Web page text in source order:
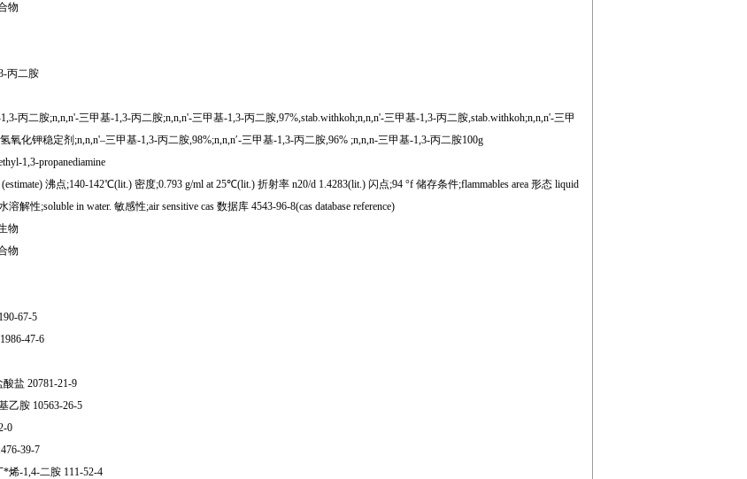
物
丙二胺
丙二胺;n,n,n'-三甲基-1,3-丙二胺;n,n,n'-三甲基-1,3-丙二胺,97%,stab.withkoh;n,n,n'-三甲基-1,3-丙二胺,stab.withkoh;n,n,n'-三甲
氧化钾稳定剂;n,n,n'–三甲基-1,3-丙二胺,98%;n,n,n′-三甲基-1,3-丙二胺,96% ;n,n,n-三甲基-1,3-丙二胺100g
1,3-propanediamine
沸点;140-142℃(lit.) 密度;0.793 g/ml at 25℃(lit.) 折射率 n20/d 1.4283(lit.) 闪点;94 °f 储存条件;flammables area 形态 liquid
溶解性;soluble in water. 敏感性;air sensitive cas 数据库 4543-96-8(cas database reference)
物
物
67-5
47-6
盐 20781-21-9
乙胺 10563-26-5
0
39-7
烯-1,4-二胺 111-52-4